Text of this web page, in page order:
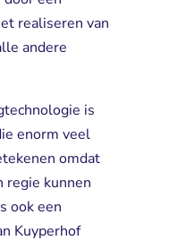
realiseren van
andere
is
enorm veel
omdat
regie kunnen
ook een
Kuyperhof